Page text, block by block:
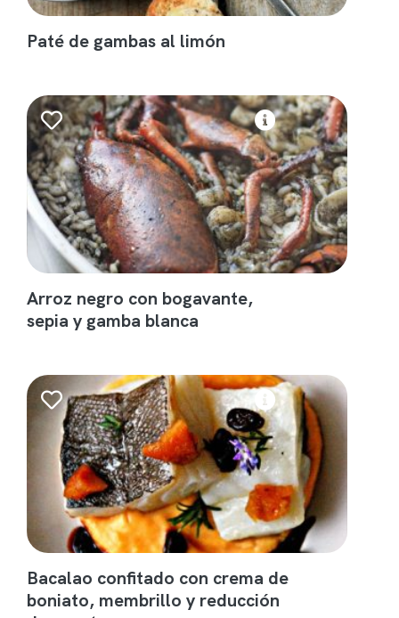
Paté de gambas al limón
Arroz negro con bogavante,
sepia y gamba blanca
Bacalao confitado con crema de
boniato, membrillo y reducción